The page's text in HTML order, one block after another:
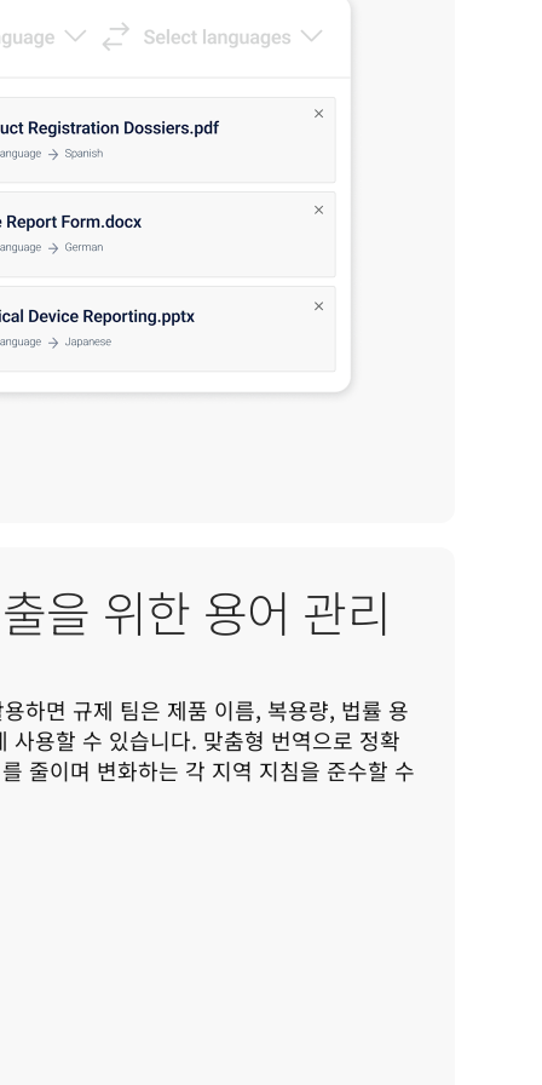
을 위한 용어 관리
하면 규제 팀은 제품 이름, 복용량, 법률 용
사용할 수 있습니다. 맞춤형 번역으로 정확
줄이며 변화하는 각 지역 지침을 준수할 수